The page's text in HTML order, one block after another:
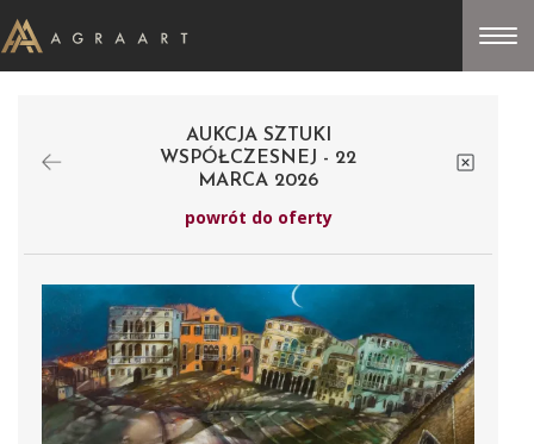
AUKCJA SZTUKI
WSPÓŁCZESNEJ - 22
MARCA 2026
powrót do oferty